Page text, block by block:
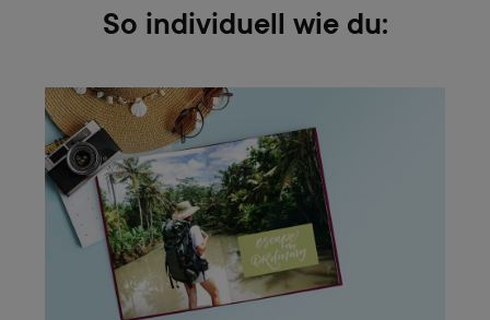
So individuell wie du: